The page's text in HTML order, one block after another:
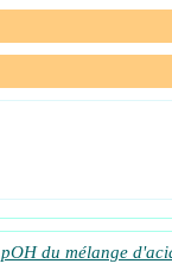
pOH du mélange